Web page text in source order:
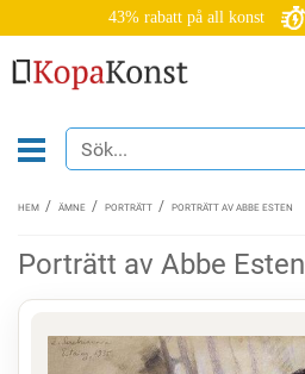
43% rabatt på all konst
HEM ÄMNE PORTRÄTT PORTRÄTT AV ABBE ESTEN
Porträtt av Abbe Esten